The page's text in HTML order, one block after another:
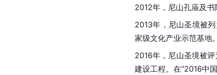
2012年，尼山孔庙及
2013年，尼山圣境被
家级文化产业示范基地
2016年，尼山圣境被
建设工程。在“2016中